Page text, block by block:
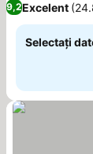
9,2Excelent
Selectați